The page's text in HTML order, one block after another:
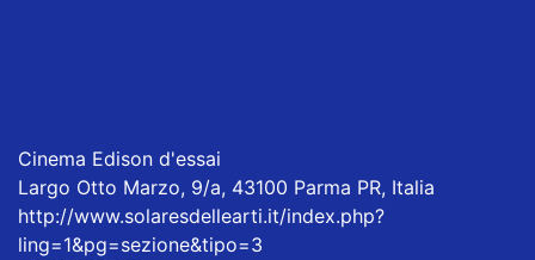
Cinema Edison d'essai
Largo Otto Marzo, 9/a, 43100 Parma PR, Italia
http://www.solaresdellearti.it/index.php?
ling=1&pg=sezione&tipo=3